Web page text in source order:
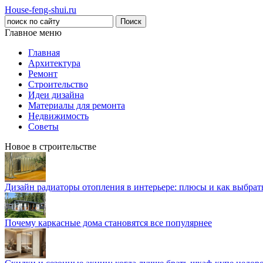
House-feng-shui.ru
Главное меню
Главная
Архитектура
Ремонт
Строительство
Идеи дизайна
Материалы для ремонта
Недвижимость
Советы
Новое в строительстве
Дизайн радиаторы отопления в интерьере: плюсы и как
Почему каркасные дома становятся все популярнее